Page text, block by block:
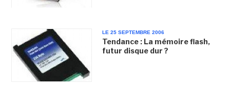
LE 25 SEPTEMBRE 2006
Tendance : La mémoire flash,
futur disque dur ?